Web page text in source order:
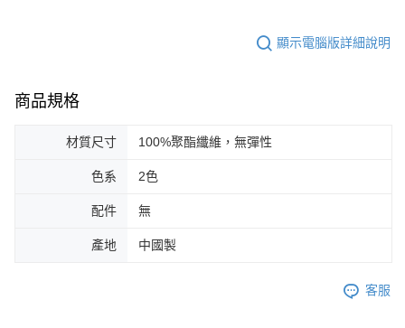
顯示電腦版詳細說明
商品規格
材質尺寸 100%聚酯纖維，無彈性
色系 2色
配件 無
產地 中國製
客服